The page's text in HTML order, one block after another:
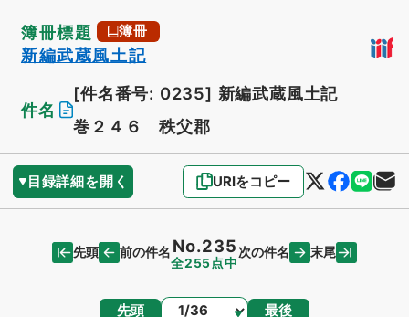
簿冊標題 簿冊
新編武蔵風土記
件名
[件名番号: 0235] 新編武蔵風土記
巻２４６ 秩父郡
目録詳細を開く URIをコピー
先頭 前の件名 No.235
全255点中
次の件名 末尾
先頭 ページ 最後